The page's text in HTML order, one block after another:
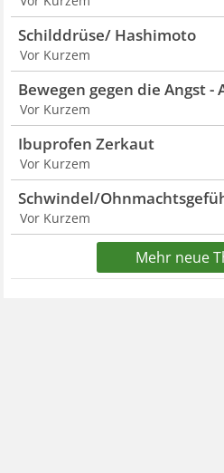
Schilddrüse/ Hashimoto
Vor Kurzem
Bewegen gegen die Angst -
Vor Kurzem
Ibuprofen Zerkaut
Vor Kurzem
Schwindel/
Vor Kurzem
Mehr neue